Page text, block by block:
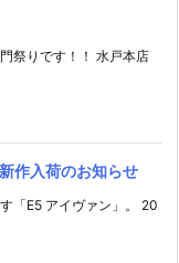
祭りです！！ 水戸本店
作入荷のお知らせ
「E5 アイヴァン」。 20